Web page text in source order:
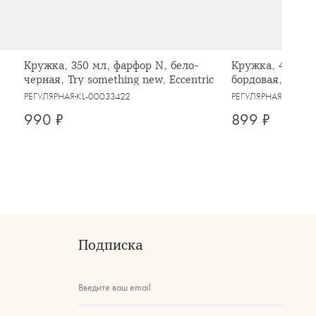
Кружка, 350 мл, фарфор N, бело-
черная, Try something new, Eccentric
РЕГУЛЯРНАЯ KL-00033422
990 ₽
Кружка, 460
бордовая,
Message
РЕГУЛЯРНАЯ
899 ₽
Подписка
Введите ваш email